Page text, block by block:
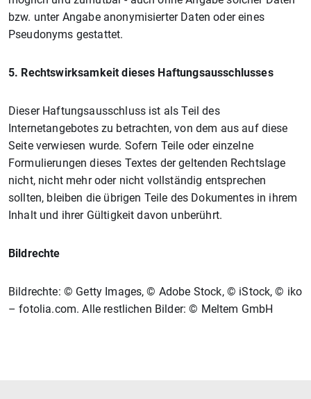
bzw. unter Angabe anonymisierter Daten oder eines
Pseudonyms gestattet.
5. Rechtswirksamkeit dieses Haftungsausschlusses
Dieser Haftungsausschluss ist als Teil des
Internetangebotes zu betrachten, von dem aus auf diese
Seite verwiesen wurde. Sofern Teile oder einzelne
Formulierungen dieses Textes der geltenden Rechtslage
nicht, nicht mehr oder nicht vollständig entsprechen
sollten, bleiben die übrigen Teile des Dokumentes in ihrem
Inhalt und ihrer Gültigkeit davon unberührt.
Bildrechte
Bildrechte: © Getty Images, © Adobe Stock, © iStock, © iko
– fotolia.com. Alle restlichen Bilder: © Meltem GmbH